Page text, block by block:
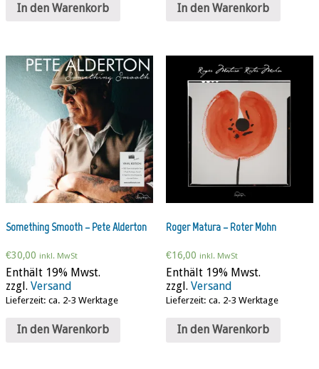
In den Warenkorb In den Warenkorb
Something Smooth – Pete Alderton
€30,00 inkl. MwSt
Enthält 19% Mwst.
zzgl. Versand
Lieferzeit: ca. 2-3 Werktage
In den Warenkorb
Roger Matura – Roter Mohn
€16,00 inkl. MwSt
Enthält 19% Mwst.
zzgl. Versand
Lieferzeit: ca. 2-3 Werktage
In den Warenkorb